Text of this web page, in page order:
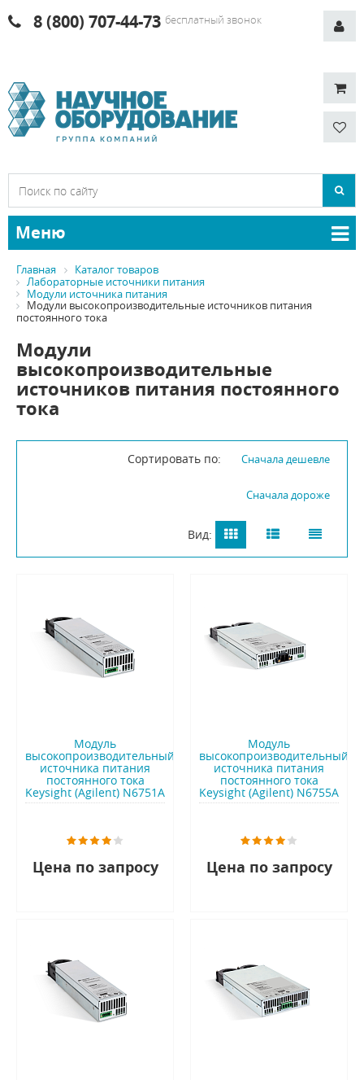
8 (800) 707-44-73 бесплатный звонок
Меню
Главная
Каталог товаров
Лабораторные источники питания
Модули источника питания
Модули высокопроизводительные источников питания
постоянного тока
Модули
высокопроизводительные
источников питания постоянного
тока
Сортировать по: Сначала дешевле
Сначала дороже
Вид:
Модуль
высокопроизводительный
источника питания
постоянного тока
Keysight (Agilent) N6751A
Цена по запросу
Модуль
высокопроизводительный
источника питания
постоянного тока
Keysight (Agilent) N6755A
Цена по запросу